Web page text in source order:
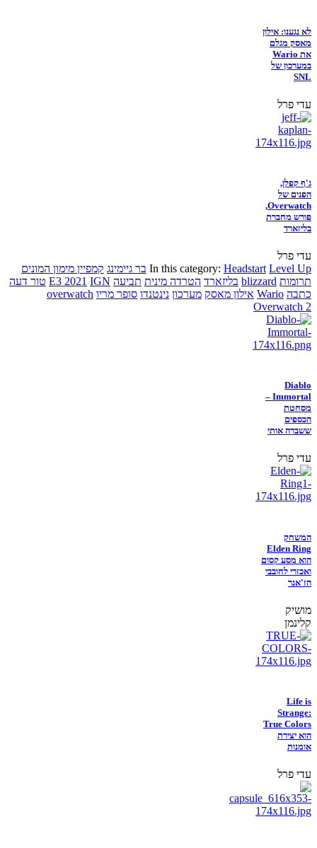
לא נגענו: אילון
מאסק מגלם
את Wario
במערכון של
SNL
עדי פרל
ג'ף קפלן,
הפנים של
Overwatch,
פורש מחברת
בליזארד
עדי פרל
In this category: Headstart Level Up בר גיימינג קמפיין מימון המונים
תרומות blizzard בליזארד הטרדה מינית תביעה E3 2021 IGN
טור דעה
כתבה Wario אילון מאסק מערכון נינטנדו סופר מריו overwatch
Overwatch 2
Diablo
Immortal –
מסחטת
הכספים
ששברה אותי
עדי פרל
המשחק
Elden Ring
הוא מסע קסום
ואכזרי לחובבי
הז'אנר
מושיק
קלינמן
Life is
Strange:
True Colors
הוא יצירת
אומנות
עדי פרל